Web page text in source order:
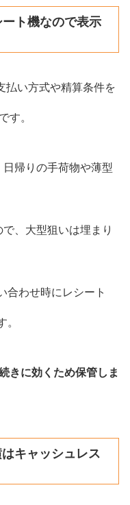
ト機なので表示
払い方式や精算条件を
す。
帰りの手荷物や薄型
、大型狙いは埋まり
合わせ時にレシート
。
きに効くため保管しま
キャッシュレス